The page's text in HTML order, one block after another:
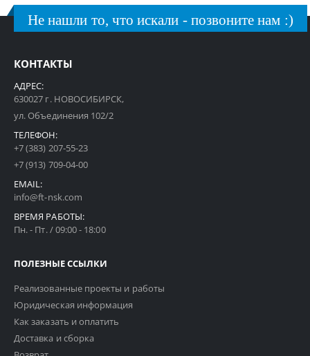
Не нашли то, что искали - позвоните нам :)
КОНТАКТЫ
АДРЕС:
630027 г. НОВОСИБИРСК,
ул. Объединения 102/2
ТЕЛЕФОН:
+7 (383) 207-55-23
+7 (913) 709-04-00
EMAIL:
info@ft-nsk.com
ВРЕМЯ РАБОТЫ:
Пн. - Пт. / 09:00 - 18:00
ПОЛЕЗНЫЕ ССЫЛКИ
Реализованные проекты и работы
Юридическая информация
Как заказать и оплатить
Доставка и сборка